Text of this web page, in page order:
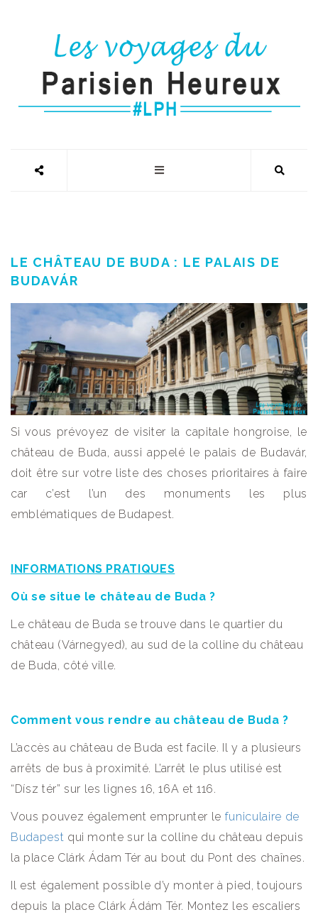
LE CHÂTEAU DE BUDA : LE PALAIS DE
BUDAVÁR
Si vous prévoyez de visiter la capitale hongroise, le
château de Buda, aussi appelé le palais de Budavár,
doit être sur votre liste des choses prioritaires à faire
car c’est l’un des monuments les plus
emblématiques de Budapest.
INFORMATIONS PRATIQUES
Où se situe le château de Buda ?
Le château de Buda se trouve dans le quartier du
château (Várnegyed), au sud de la colline du château
de Buda, côté ville.
Comment vous rendre au château de Buda ?
L’accès au château de Buda est facile. Il y a plusieurs
arrêts de bus à proximité. L’arrêt le plus utilisé est
“Dísz tér” sur les lignes 16, 16A et 116.
Vous pouvez également emprunter le funiculaire de
Budapest qui monte sur la colline du château depuis
la place Clárk Ádam Tér au bout du Pont des chaînes.
Il est également possible d’y monter à pied, toujours
depuis la place Clárk Ádám Tér. Montez les escaliers